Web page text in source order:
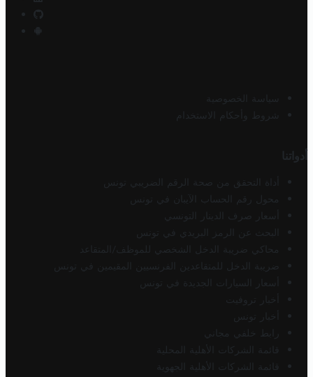
سياسة الخصوصية
شروط وأحكام الاستخدام
أدواتنا
أداة التحقق من صحة الرقم الضريبي تونس
محول رقم الحساب الآيبان في تونس
أسعار صرف الدينار التونسي
البحث عن الرمز البريدي في تونس
محاكي ضريبة الدخل الشخصي للموظف/المتقاعد
ضريبة الدخل للمتقاعدين الفرنسيين المقيمين في تونس
أسعار السيارات الجديدة في تونس
أخبار تروفيت
أخبار تونس
رابط خلفي مجاني
قائمة الشركات الأهلية المحلية
قائمة الشركات الأهلية الجهوية